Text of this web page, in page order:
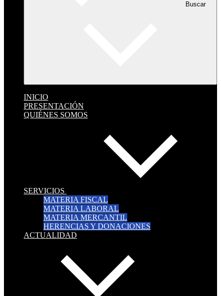
Buscar
INICIO
PRESENTACIÓN
QUIÉNES SOMOS
SERVICIOS
MATERIA FISCAL
MATERIA LABORAL
MATERIA MERCANTIL
HERENCIAS Y DONACIONES
ACTUALIDAD